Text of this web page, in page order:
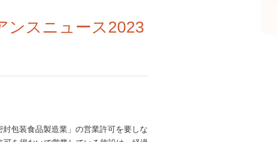
ンスニュース2023
包装食品製造業」の営業許可を要しな